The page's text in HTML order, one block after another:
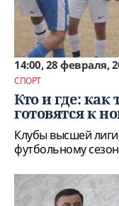
14:00, 28 февраля,
СПОРТ
Кто и где:
готовятся к
Клубы высшей лиги
футбольному